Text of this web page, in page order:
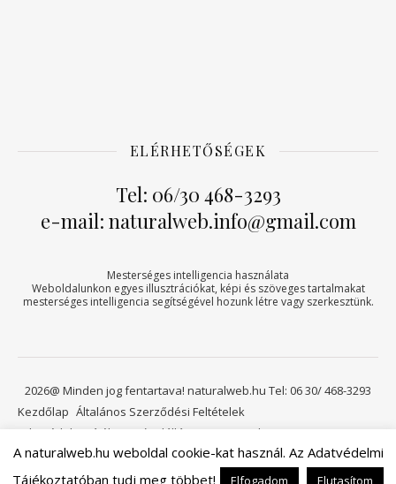
ELÉRHETŐSÉGEK
Tel: 06/30 468-3293
e-mail: naturalweb.info@gmail.com
Mesterséges intelligencia használata
Weboldalunkon egyes illusztrációkat, képi és szöveges tartalmakat
mesterséges intelligencia segítségével hozunk létre vagy szerkesztünk.
2026@ Minden jog fentartava! naturalweb.hu Tel: 06 30/ 468-3293
Kezdőlap Általános Szerződési Feltételek
Adatvédelmi tájékoztató
Elállási jog
Kapcsolat
Viszonteladóknak Kosár
A naturalweb.hu weboldal cookie-kat használ. Az Adatvédelmi
Tájékoztatóban tudj meg többet!
Elfogadom Elutasítom